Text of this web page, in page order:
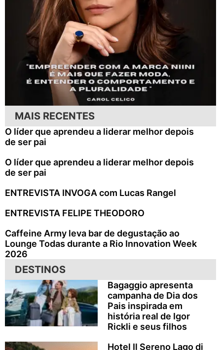
MAIS RECENTES
O líder que aprendeu a liderar melhor depois
de ser pai
O líder que aprendeu a liderar melhor depois
de ser pai
ENTREVISTA INVOGA com Lucas Rangel
ENTREVISTA FELIPE THEODORO
Caffeine Army leva bar de degustação ao
Lounge Todas durante a Rio Innovation Week
2026
DESTINOS
Bagaggio apresenta
campanha de Dia dos
Pais inspirada em
história real de Igor
Rickli e seus filhos
Hotel Il Sereno Lago di